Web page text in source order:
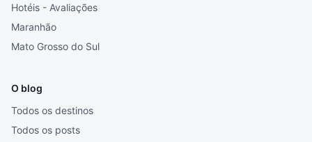
Hotéis - Avaliações
Maranhão
Mato Grosso do Sul
O blog
Todos os destinos
Todos os posts